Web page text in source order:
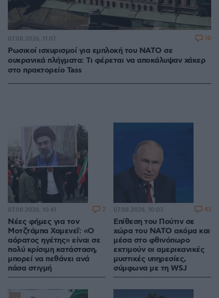
Ρωσικοί ισχυρισμοί για εμπλοκή του ΝΑΤΟ σε
ουκρανικά πλήγματα: Τι φέρεται να αποκάλυψαν χάκερ
στο πρακτορείο Tass
07.08.2026, 11:07 10
Νέες φήμες για τον
Μοτζτάμπα Χαμενεΐ: «Ο
αόρατος ηγέτης» είναι σε
πολύ κρίσιμη κατάσταση,
μπορεί να πεθάνει ανά
πάσα στιγμή
07.08.2026, 10:41 2
Επίθεση του Πούτιν σε
χώρα του ΝΑΤΟ ακόμα και
μέσα στο φθινόπωρο
εκτιμούν οι αμερικανικές
μυστικές υπηρεσίες,
σύμφωνα με τη WSJ
07.08.2026, 10:03 43